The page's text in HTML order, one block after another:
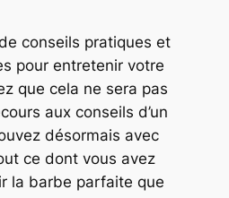
conseils pratiques et
pour entretenir votre
que cela ne sera pas
aux conseils d’un
désormais avec
ce dont vous avez
la barbe parfaite que